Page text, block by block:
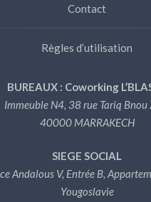
Contact
Règles d’utilisation
BUREAUX : Coworking
Immeuble N4, 38 rue Tariq Bnou
40000 MARRAKECH
SIEGE SOCIAL
Andalous V, Entrée B,
Yougoslavie